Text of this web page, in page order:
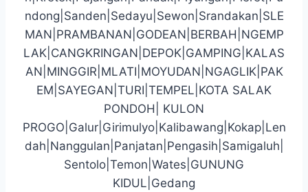
ndong|Sanden|Sedayu|Sewon|Srandakan|SLE
MAN|PRAMBANAN|GODEAN|BERBAH|NGEMP
LAK|CANGKRINGAN|DEPOK|GAMPING|KALAS
AN|MINGGIR|MLATI|MOYUDAN|NGAGLIK|PAK
EM|SAYEGAN|TURI|TEMPEL|KOTA SALAK
PONDOH| KULON
PROGO|Galur|Girimulyo|Kalibawang|Kokap|Len
dah|Nanggulan|Panjatan|Pengasih|Samigaluh|
Sentolo|Temon|Wates|GUNUNG
KIDUL|Gedang